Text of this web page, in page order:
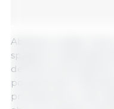
Abbiamo iniziato
spagnolo
dell'anno precedente.
posizione per
prevede alcun calo